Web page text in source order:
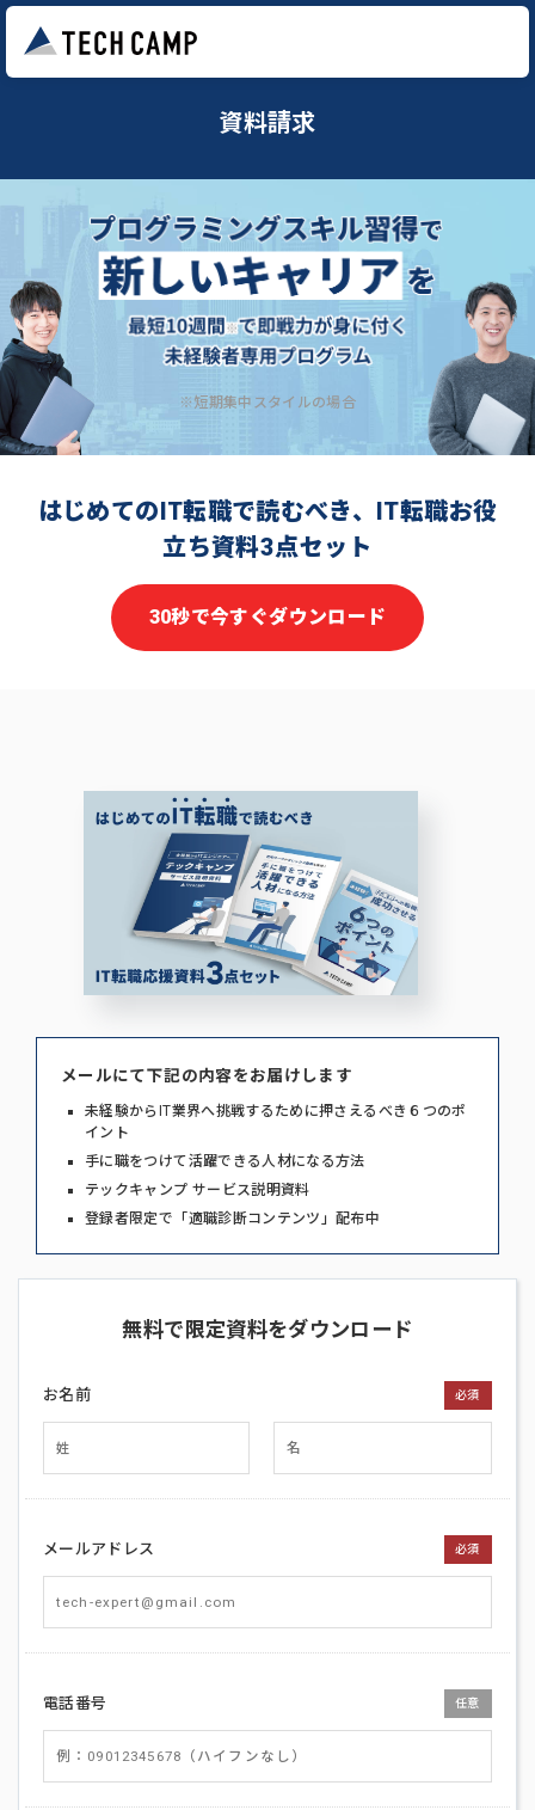
資料請求
※短期集中スタイルの場合
はじめてのIT転職で読むべき、IT転職お役
立ち資料3点セット
30秒で今すぐダウンロード
メールにて下記の内容をお届けします
未経験からIT業界へ挑戦するために押さえるべき６つのポ
イント
手に職をつけて活躍できる人材になる方法
テックキャンプ サービス説明資料
登録者限定で「適職診断コンテンツ」配布中
無料で限定資料をダウンロード
お名前 必須
メールアドレス 必須
電話番号 任意